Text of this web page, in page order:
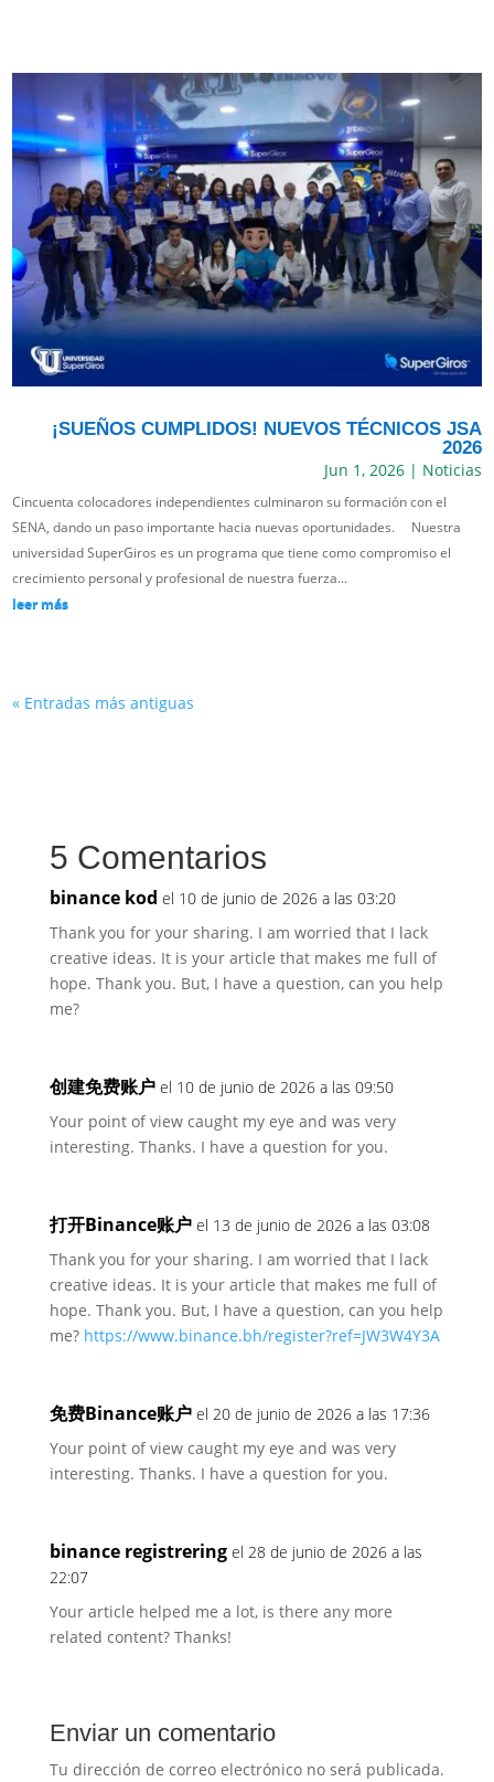
¡SUEÑOS CUMPLIDOS! NUEVOS TÉCNICOS JSA
2026
Jun 1, 2026| Noticias
Cincuenta colocadores independientes culminaron su formación con el
SENA, dando un paso importante hacia nuevas oportunidades. Nuestra
universidad SuperGiros es un programa que tiene como compromiso el
crecimiento personal y profesional de nuestra fuerza...
leer más
« Entradas más antiguas
5 Comentarios
binance kod el 10 de junio de 2026 a las 03:20
Thank you for your sharing. I am worried that I lack
creative ideas. It is your article that makes me full of
hope. Thank you. But, I have a question, can you help
me?
创建免费账户 el 10 de junio de 2026 a las 09:50
Your point of view caught my eye and was very
interesting. Thanks. I have a question for you.
打开Binance账户 el 13 de junio de 2026 a las 03:08
Thank you for your sharing. I am worried that I lack
creative ideas. It is your article that makes me full of
hope. Thank you. But, I have a question, can you help
me? https://www.binance.bh/register?ref=JW3W4Y3A
免费Binance账户 el 20 de junio de 2026 a las 17:36
Your point of view caught my eye and was very
interesting. Thanks. I have a question for you.
binance registrering el 28 de junio de 2026 a las
22:07
Your article helped me a lot, is there any more
related content? Thanks!
Enviar un comentario
Tu dirección de correo electrónico no será publicada.